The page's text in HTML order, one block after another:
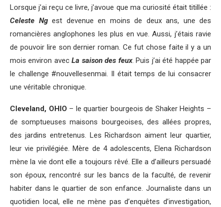
Lorsque j’ai reçu ce livre, j’avoue que ma curiosité était titillée :
Celeste Ngest devenue en moins de deux ans, une des
romancières anglophones les plus en vue. Aussi, j’étais ravie
de pouvoir lire son dernier roman. Ce fut chose faite il y a un
mois environ avecLa saison des feux. Puis j’ai été happée par
le challenge #nouvellesenmai. Il était temps de lui consacrer
une véritable chronique.
Cleveland, OHIO – le quartier bourgeois de Shaker Heights –
de somptueuses maisons bourgeoises, des allées propres,
des jardins entretenus. Les Richardson aiment leur quartier,
leur vie privilégiée. Mère de 4 adolescents, Elena Richardson
mène la vie dont elle a toujours rêvé. Elle a d’ailleurs persuadé
son époux, rencontré sur les bancs de la faculté, de revenir
habiter dans le quartier de son enfance. Journaliste dans un
quotidien local, elle ne mène pas d’enquêtes d’investigation,